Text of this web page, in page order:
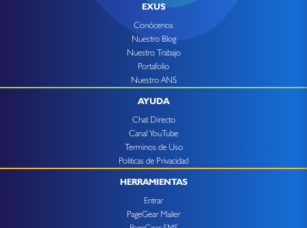
EXUS
Conócenos
Nuestro Blog
Nuestro Trabajo
Portafolio
Nuestro ANS
AYUDA
Chat Directo
Canal YouTube
Terminos de Uso
Politicas de Privacidad
HERRAMIENTAS
Entrar
PageGear Mailer